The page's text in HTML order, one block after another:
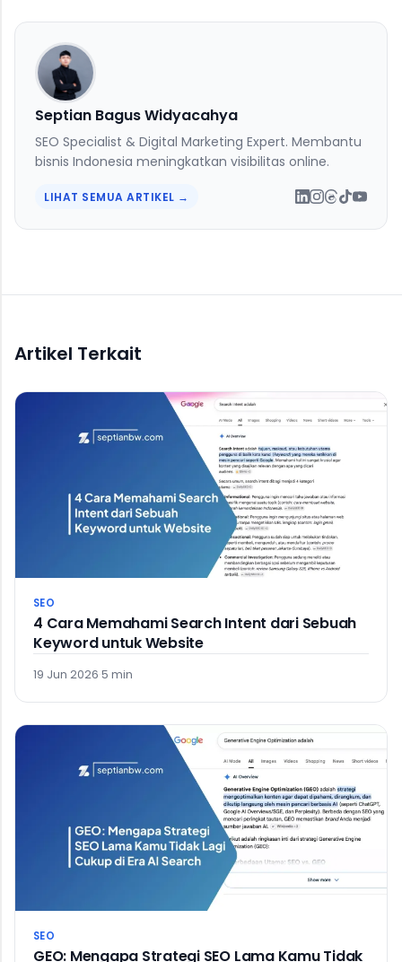
Septian Bagus Widyacahya
SEO Specialist & Digital Marketing Expert. Membantu
bisnis Indonesia meningkatkan visibilitas online.
LIHAT SEMUA ARTIKEL →
Artikel Terkait
SEO
4 Cara Memahami Search Intent dari Sebuah
Keyword untuk Website
19 Jun 2026 5 min
SEO
GEO: Mengapa Strategi SEO Lama Kamu Tidak